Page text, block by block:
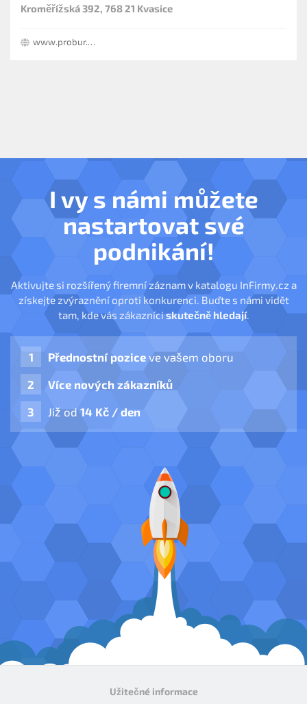
Kroměřížská 392, 768 21 Kvasice
www.probur.eu
I vy s námi můžete
nastartovat své
podnikání!
Aktivujte si rozšířený firemní záznam v katalogu InFirmy.cz a
získejte zvýraznění oproti konkurenci. Buďte s námi vidět
tam, kde vás zákazníciskutečně hledají.
Přednostní pozice ve vašem oboru
Více nových zákazníků
Již od14 Kč / den
Užitečné informace